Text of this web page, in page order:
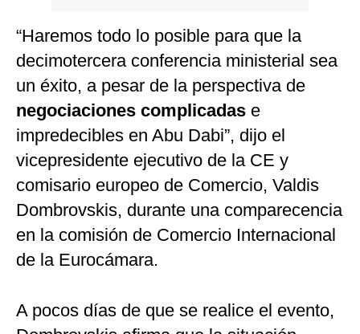
“Haremos todo lo posible para que la
decimotercera conferencia ministerial sea
un éxito, a pesar de la perspectiva de
negociaciones complicadas e
impredecibles en Abu Dabi”, dijo el
vicepresidente ejecutivo de la CE y
comisario europeo de Comercio, Valdis
Dombrovskis, durante una comparecencia
en la comisión de Comercio Internacional
de la Eurocámara.
A pocos días de que se realice el evento,